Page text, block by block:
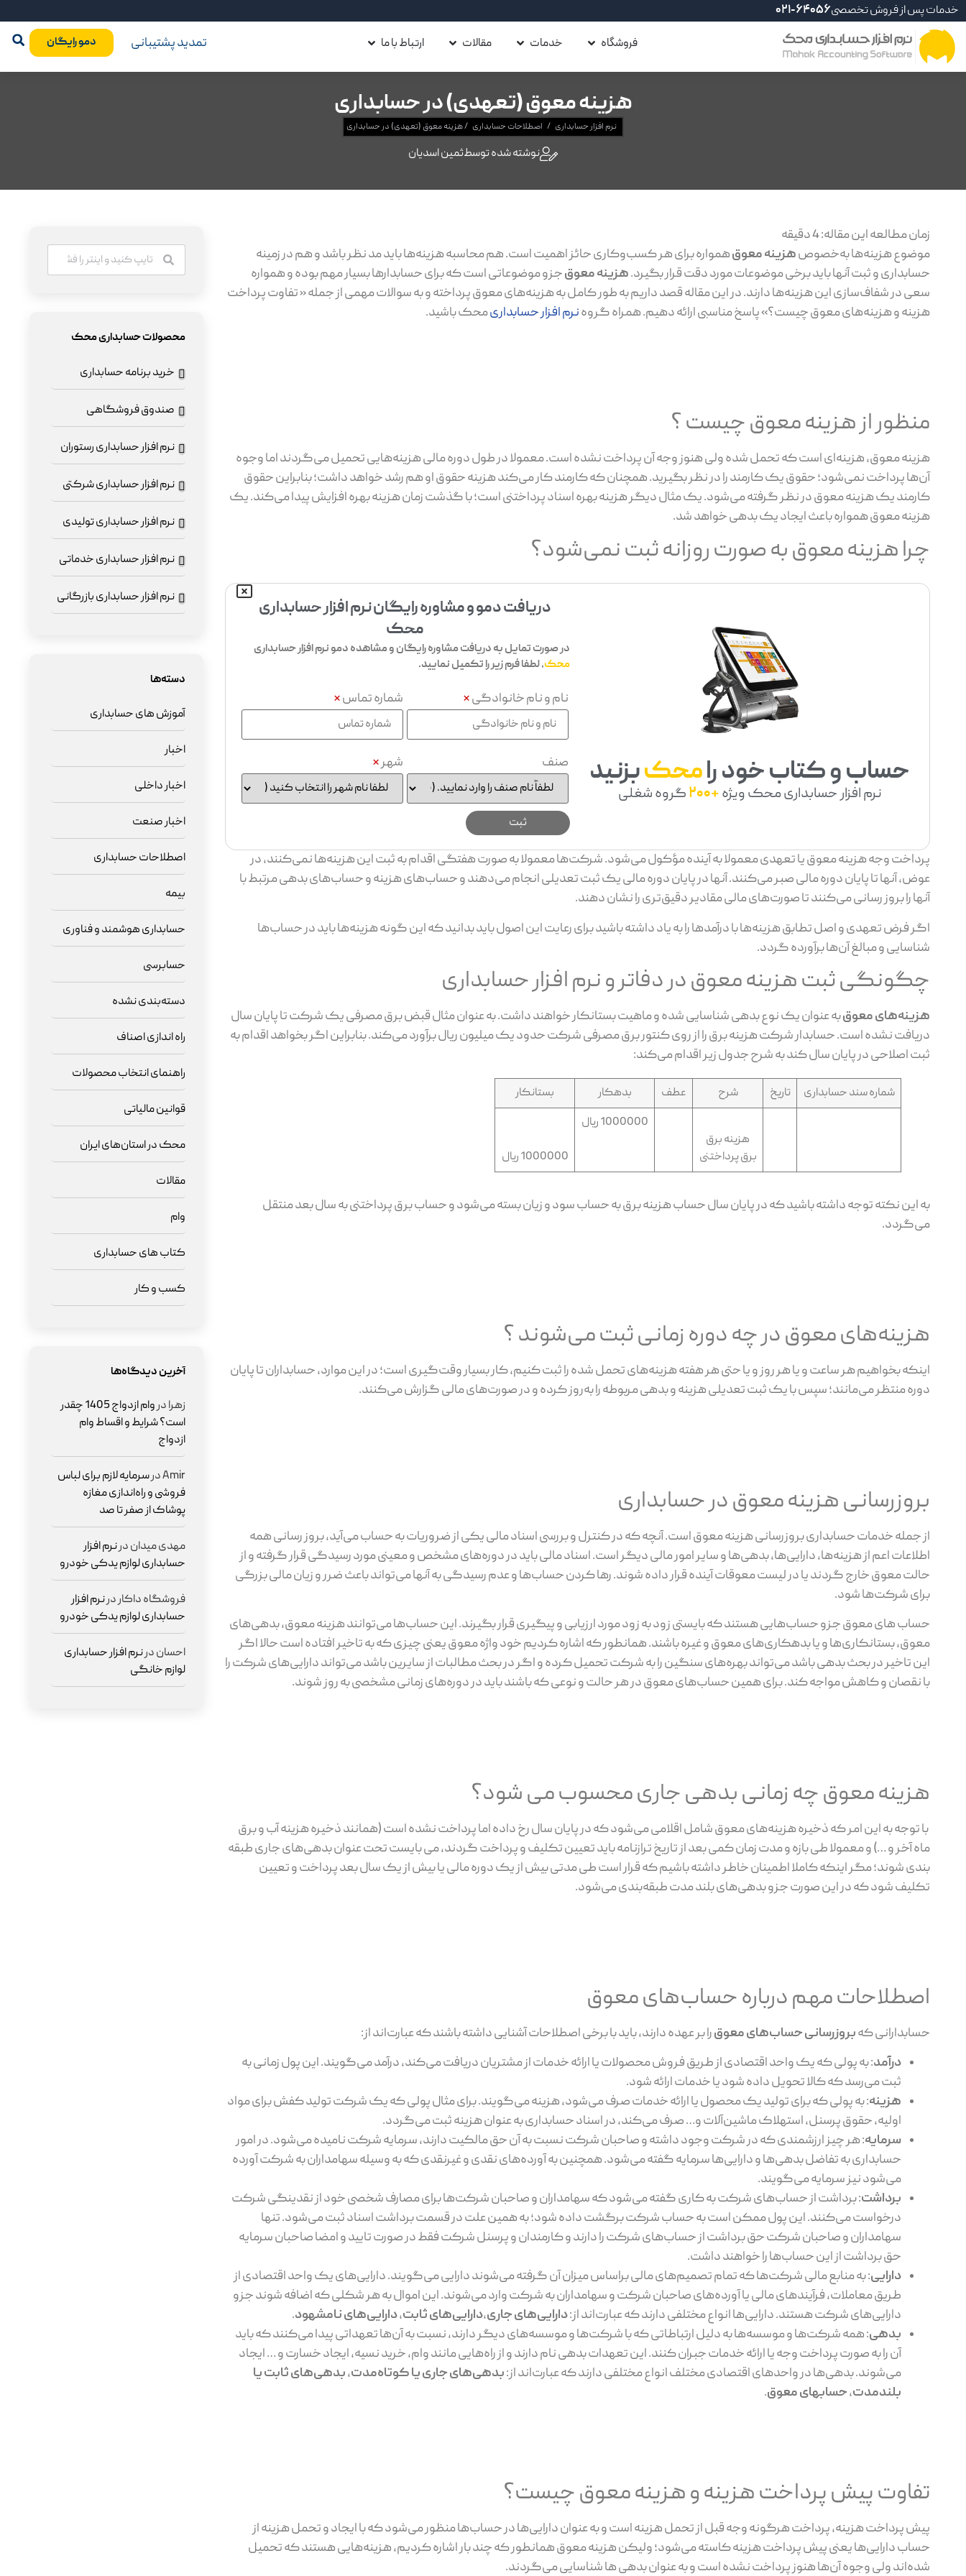
خدمات پس از فروش تخصصی021-64056
فروشگاه خدمات مقالات ارتباط با ما تمدید پشتیبانی دمو رایگان
هزینه‌ معوق (تعهدی) در حسابداری
نرم افزار حسابداری / اصطلاحات حسابداری /هزینه‌ معوق (تعهدی) در حسابداری
نوشته شده توسطثمین اسدیان
زمان مطالعه این مقاله:4دقیقه
موضوع هزینه‌ها به‌خصوصهزینه‌ معوقهمواره برای هر کسب‌و‌کاری حائز اهمیت است. هم محاسبه هزینه‌ها باید مد نظر باشد و هم در زمینه
حسابداری و ثبت آنها باید برخی موضوعات مورد دقت قرار بگیرد.هزینه معوقجزو موضوعاتی است که برای حسابدارها بسیار مهم بوده و همواره
سعی در شفاف‌سازی این هزینه‌ها دارند. در این مقاله قصد داریم به طور کامل به هزینه‌های معوق پرداخته و به سوالات مهمی از جمله « تفاوت پرداخت
هزینه و هزینه‌های معوق چیست؟» پاسخ مناسبی ارائه دهیم. همراه گروهنرم افزار حسابداریمحک باشید.
منظور از هزینه معوق چیست ؟
هزینه معوق، هزینه‌ای است که تحمل شده ولی هنوز وجه آن پرداخت نشده است. معمولا در طول دوره مالی هزینه‌هایی تحمیل می‌گردند اما وجوه
آن‌ها پرداخت نمی‌شود؛ حقوق یک کارمند را در نظر بگیرید. همچنان که کارمند کار می‌کند هزینه حقوق او هم رشد خواهد داشت؛ بنابراین حقوق
کارمند یک هزینه معوق در نظر گرفته می‌شود. یک مثال دیگر هزینه بهره اسناد پرداختنی است؛ با گذشت زمان هزینه بهره افزایش پیدا می‌کند. یک
هزینه معوق همواره باعث ایجاد یک بدهی خواهد شد.
چرا هزینه معوق به صورت روزانه ثبت نمی‌شود؟
حساب و کتاب خود رامحکبزنید
نرم افزار حسابداری محک ویژه+200 گروه شغلی
دریافت دمو و مشاوره رایگان نرم افزار حسابداری
محک
در صورت تمایل به دریافت مشاوره رایگان و مشاهده دمو نرم افزار حسابداری
محک، لطفا فرم زیر را تکمیل نمایید.
نام و نام خانوادگی* شماره تماس*
صنف شهر*
پرداخت وجه هزینه معوق یا تعهدی معمولا به آینده مؤکول می‌شود. شرکت‌ها معمولا به صورت هفتگی اقدام به ثبت این هزینه‌ها نمی‌کنند، در
عوض، آنها تا پایان دوره مالی صبر می‌کنند. آنها در پایان دوره مالی یک ثبت تعدیلی انجام می‌دهند و حساب‌های هزینه و حساب‌های بدهی مرتبط با
آنها را بروز رسانی می‌کنند تا صورت‌های مالی مقادیر دقیق‌تری را نشان دهند.
اگر فرض تعهدی و اصل تطابق هزینه‌ها با درآمدها را به یاد داشته باشید برای رعایت این اصول باید بدانید که این گونه هزینه‌ها باید در حساب‌ها
شناسایی و مبالغ آن‌ها برآورده گردد.
چگونگی ثبت هزینه معوق در دفاتر و نرم افزار حسابداری
هزینه‌های معوقبه عنوان یک نوع بدهی شناسایی شده و ماهیت بستانکار خواهند داشت. به عنوان مثال قبض برق مصرفی یک شرکت تا پایان سال
دریافت نشده است. حسابدار شرکت هزینه برق را از روی کنتور برق مصرفی شرکت حدود یک میلیون ریال برآورد می‌کند. بنابراین اگر بخواهد اقدام به
ثبت اصلاحی در پایان سال کند به شرح جدول زیر اقدام می‌کند:
شماره سند حسابداری تاریخ شرح عطف بدهکار بستانکار
هزینه برق
برق پرداختنی
1000000 ریال
1000000 ریال
به این نکته توجه داشته باشید که در پایان سال حساب هزینه برق به حساب سود و زیان بسته می‌شود و حساب برق پرداختنی به سال بعد منتقل
می‌گردد.
هزینه‌های معوق در چه دوره زمانی ثبت می‌شوند ؟
اینکه بخواهیم هر ساعت و یا هر روز و یا حتی هر هفته هزینه‌های تحمل شده را ثبت کنیم، کار بسیار وقت‌گیری است؛ در این موارد، حسابداران تا پایان
دوره منتظر می‌مانند؛ سپس با یک ثبت تعدیلی هزینه و بدهی مربوطه را به‌روز کرده و در صورت‌های مالی گزارش می‌کنند.
بروزرسانی هزینه معوق در حسابداری
از جمله خدمات حسابداری بروزرسانی هزینه‌ معوق است. آنچه که در کنترل و بررسی اسناد مالی یکی از ضروریات به حساب می‌آید، بروز رسانی همه
اطلاعات اعم از هزینه‌ها، دارایی‌ها، بدهی‌ها و سایر امور مالی دیگر است. اسناد مالی باید در دوره‌های مشخص و معینی مورد رسیدگی قرار گرفته و از
حالت معوق خارج گردند یا در لیست معوقات آینده قرار داده شوند. رها کردن حساب‌ها و عدم رسیدگی به آنها می‌تواند باعث ضرر و زیان مالی بزرگی
برای شرکت‌ها شود.
حساب های معوق جزو حساب‌هایی هستند که بایستی زود به زود مورد ارزیابی و پیگیری قرار بگیرند. این حساب‌ها می‌توانند هزینه معوق، بدهی‌های
معوق، بستانکاری‌ها و یا بدهکاری‌های معوق و غیره باشند. همانطور که اشاره کردیم خود واژه معوق یعنی چیزی که به تاخیر افتاده است حالا اگر
این تاخیر در بحث بدهی باشد می‌تواند بهره‌های سنگین را به شرکت تحمیل کرده و اگر در بحث مطالبات از سایرین باشد می‌تواند دارایی‌های شرکت را
با نقصان و کاهش مواجه کند. برای همین حساب‌های معوق در هر حالت و نوعی که باشند باید در دوره‌های زمانی مشخصی به روز شوند.
هزینه معوق چه زمانی بدهی جاری محسوب می شود؟
با توجه به این امر که ذخیره هزینه‌های معوق شامل اقلامی می‌شود که در پایان سال رخ داده اما پرداخت نشده است (همانند ذخیره هزینه آب و برق
ماه آخر و …) و معمولا طی بازه و مدت زمان کمی بعد از تاریخ ترازنامه باید تعیین تکلیف و پرداخت گردند، می بایست تحت عنوان بدهی‌های جاری طبقه
بندی شوند؛ مگر اینکه کاملا اطمینان خاطر داشته باشیم که قرار است طی مدتی بیش از یک دوره مالی یا بیش از یک سال بعد پرداخت و تعیین
تکلیف شود که در این صورت جزو بدهی‌های بلند مدت طبقه‌بندی می‌شود.
اصطلاحات مهم درباره حساب‌های معوق
حسابدارانی کهبروزرسانی حساب‌های معوقرا بر عهده دارند، باید با برخی اصطلاحات آشنایی داشته باشند که عبارت‌اند از:
درآمد: به پولی که یک واحد اقتصادی از طریق فروش محصولات یا ارائه خدمات از مشتریان دریافت می‌کند، درآمد می‌گویند. این پول زمانی به
ثبت می‌رسد که کالا تحویل داده شود یا خدمات ارائه شود.
هزینه: به پولی که برای تولید یک محصول یا ارائه خدمات صرف می‌شود، هزینه می‌گویند. برای مثال پولی که یک شرکت تولید کفش برای مواد
اولیه، حقوق پرسنل، استهلاک ماشین‌آلات و… صرف می‌کند، در اسناد حسابداری به عنوان هزینه ثبت می‌گردد.
سرمایه: هر چیز ارزشمندی که در شرکت وجود داشته و صاحبان شرکت نسبت به آن حق مالکیت دارند، سرمایه شرکت نامیده می‌شود. در امور
حسابداری به تفاضل بدهی‌ها و دارایی‌ها سرمایه گفته می‌شود. همچنین به آورده‌های نقدی و غیرنقدی که به وسیله سهامداران به شرکت آورده
می‌شود نیز سرمایه می‌گویند.
برداشت: برداشت از حساب‌های شرکت به کاری گفته می‌شود که سهامداران و صاحبان شرکت‌ها برای مصارف شخصی خود از نقدینگی شرکت
درخواست می‌کنند. این پول ممکن است به حساب شرکت برگشت داده شود؛ به همین علت در قسمت برداشت اسناد ثبت می‌شود. تنها
سهامداران و صاحبان شرکت حق برداشت از حساب‌های شرکت را دارند و کارمندان و پرسنل شرکت فقط در صورت تایید و امضا صاحبان سرمایه
حق برداشت از این حساب‌ها را خواهند داشت.
دارایی: به منابع مالی شرکت‌ها که تمام تصمیم‌های مالی براساس میزان آن‌ گرفته می‌شوند دارایی می‌گویند. دارایی‌های یک واحد اقتصادی از
طریق معاملات، فرآیندهای مالی یا آورده‌های صاحبان شرکت و سهامداران به شرکت وارد می‌شوند. این اموال به هر شکلی که اضافه شوند جزو
دارایی‌های شرکت هستند. دارایی‌ها انواع مختلفی دارند که عبارت‌اند از:دارایی‌های جاری،دارایی‌های ثابت،دارایی‌های نامشهود.
بدهی: همه شرکت‌ها و موسسه‌ها به دلیل ارتباطاتی که با شرکت‌ها و موسسه‌های دیگر دارند، نسبت به آن‌ها تعهداتی پیدا می‌کنند که باید
آن را به صورت پرداخت وجه یا ارائه خدمات جبران کنند. این تعهدات بدهی نام دارند و از راه‌هایی مانند وام، خرید نسیه، ایجاد خسارت و … ایجاد
می‌شوند. بدهی‌ها در واحدهای اقتصادی مختلف انواع مختلفی دارند که عبارت‌اند از:بدهی‌های جاری یا کوتاه‌مدت،بدهی‌های ثابت یا
بلندمدت،حسابهای معوق.
تفاوت پیش پرداخت هزینه و هزینه معوق چیست؟
پیش پرداخت هزینه، پرداخت هرگونه وجه قبل از تحمل هزینه است و به عنوان دارایی‌ها در حساب‌ها منظور می‌شود که با ایجاد و تحمل هزینه از
حساب دارایی‌ها یعنی پیش پرداخت هزینه کاسته می‌شود؛ ولیکن هزینه معوق همانطور که چند بار اشاره کردیم، هزینه‌هایی هستند که تحمیل
شده‌اند ولی وجوه آن‌ها هنوز پرداخت نشده است و به عنوان بدهی ها شناسایی می‌گردند.
محصولات حسابداری محک
خرید برنامه حسابداری
صندوق فروشگاهی
نرم افزار حسابداری رستوران
نرم افزار حسابداری شرکتی
نرم افزار حسابداری تولیدی
نرم افزار حسابداری خدماتی
نرم افزار حسابداری بازرگانی
دسته‌ها
آموزش های حسابداری
اخبار
اخبار داخلی
اخبار صنعت
اصطلاحات حسابداری
بیمه
حسابداری هوشمند و فناوری
حسابرسی
دسته‌بندی نشده
راه اندازی اصناف
راهنمای انتخاب محصولات
قوانین مالیاتی
محک در استان‌های ایران
مقالات
وام
کتاب های حسابداری
کسب و کار
آخرین دیدگاه‌ها
زهرادر
وام ازدواج 1405 چقدر
است؟ شرایط و اقساط وام
ازدواج
Amirدرسرمایه لازم برای لباس
فروشی و راه‌اندازی مغازه
پوشاک از صفر تا صد
مهدی میداندرنرم افزار
حسابداری لوازم یدکی خودرو
فروشگاه داکاردرنرم افزار
حسابداری لوازم یدکی خودرو
احساندرنرم افزار حسابداری
لوازم خانگی